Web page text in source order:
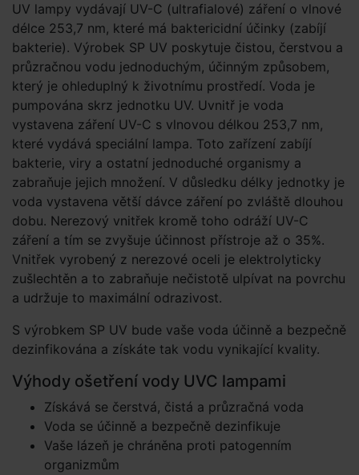
UV lampy vydávají UV-C (ultrafialové) záření o vlnové
délce 253,7 nm, které má baktericidní účinky (zabíjí
bakterie). Výrobek SP UV poskytuje čistou, čerstvou a
průzračnou vodu jednoduchým, účinným způsobem,
který je ohleduplný k životnímu prostředí. Voda je
pumpována skrz jednotku UV. Uvnitř je voda
vystavena záření UV-C s vlnovou délkou 253,7 nm,
které vydává speciální lampa. Toto zařízení zabíjí
bakterie, viry a ostatní jednoduché organismy a
zabraňuje jejich množení. V důsledku délky jednotky je
voda vystavena větší dávce záření po zvláště dlouhou
dobu. Nerezový vnitřek kromě toho odráží UV-C
záření a tím se zvyšuje účinnost přístroje až o 35%.
Vnitřek vyrobený z nerezové oceli je elektrolyticky
zušlechtěn a to zabraňuje nečistotě ulpívat na povrchu
a udržuje to maximální odrazivost.
S výrobkem SP UV bude vaše voda účinně a bezpečně
dezinfikována a získáte tak vodu vynikající kvality.
Výhody ošetření vody UVC lampami
Získává se čerstvá, čistá a průzračná voda
Voda se účinně a bezpečně dezinfikuje
Vaše lázeň je chráněna proti patogenním
organizmům